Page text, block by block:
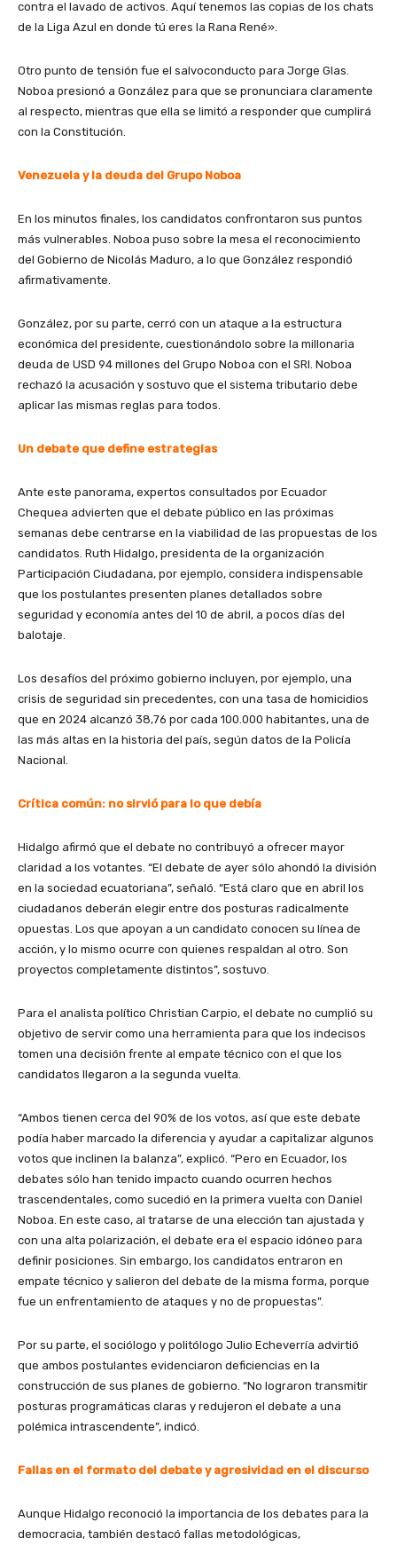
contra el lavado de activos. Aquí tenemos las copias de los chats
de la Liga Azul en donde tú eres la Rana René».
Otro punto de tensión fue el salvoconducto para Jorge Glas.
Noboa presionó a González para que se pronunciara claramente
al respecto, mientras que ella se limitó a responder que cumplirá
con la Constitución.
Venezuela y la deuda del Grupo Noboa
En los minutos finales, los candidatos confrontaron sus puntos
más vulnerables. Noboa puso sobre la mesa el reconocimiento
del Gobierno de Nicolás Maduro, a lo que González respondió
afirmativamente.
González, por su parte, cerró con un ataque a la estructura
económica del presidente, cuestionándolo sobre la millonaria
deuda de USD 94 millones del Grupo Noboa con el SRI. Noboa
rechazó la acusación y sostuvo que el sistema tributario debe
aplicar las mismas reglas para todos.
Un debate que define estrategias
Ante este panorama, expertos consultados por Ecuador
Chequea advierten que el debate público en las próximas
semanas debe centrarse en la viabilidad de las propuestas de los
candidatos. Ruth Hidalgo, presidenta de la organización
Participación Ciudadana, por ejemplo, considera indispensable
que los postulantes presenten planes detallados sobre
seguridad y economía antes del 10 de abril, a pocos días del
balotaje.
Los desafíos del próximo gobierno incluyen, por ejemplo, una
crisis de seguridad sin precedentes, con una tasa de homicidios
que en 2024 alcanzó 38,76 por cada 100.000 habitantes, una de
las más altas en la historia del país, según datos de la Policía
Nacional.
Crítica común: no sirvió para lo que debía
Hidalgo afirmó que el debate no contribuyó a ofrecer mayor
claridad a los votantes. “El debate de ayer sólo ahondó la división
en la sociedad ecuatoriana”, señaló. “Está claro que en abril los
ciudadanos deberán elegir entre dos posturas radicalmente
opuestas. Los que apoyan a un candidato conocen su línea de
acción, y lo mismo ocurre con quienes respaldan al otro. Son
proyectos completamente distintos”, sostuvo.
Para el analista político Christian Carpio, el debate no cumplió su
objetivo de servir como una herramienta para que los indecisos
tomen una decisión frente al empate técnico con el que los
candidatos llegaron a la segunda vuelta.
“Ambos tienen cerca del 90% de los votos, así que este debate
podía haber marcado la diferencia y ayudar a capitalizar algunos
votos que inclinen la balanza”, explicó. “Pero en Ecuador, los
debates sólo han tenido impacto cuando ocurren hechos
trascendentales, como sucedió en la primera vuelta con Daniel
Noboa. En este caso, al tratarse de una elección tan ajustada y
con una alta polarización, el debate era el espacio idóneo para
definir posiciones. Sin embargo, los candidatos entraron en
empate técnico y salieron del debate de la misma forma, porque
fue un enfrentamiento de ataques y no de propuestas”.
Por su parte, el sociólogo y politólogo Julio Echeverría advirtió
que ambos postulantes evidenciaron deficiencias en la
construcción de sus planes de gobierno. “No lograron transmitir
posturas programáticas claras y redujeron el debate a una
polémica intrascendente”, indicó.
Fallas en el formato del debate y agresividad en el discurso
Aunque Hidalgo reconoció la importancia de los debates para la
democracia, también destacó fallas metodológicas,